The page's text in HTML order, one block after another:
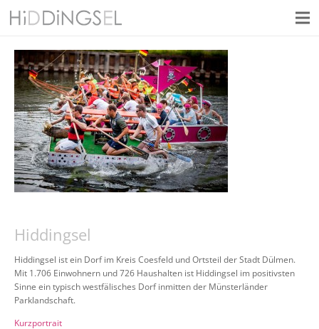
Hiddingsel
Hiddingsel ist ein Dorf im Kreis Coesfeld und Ortsteil der Stadt Dülmen.
Mit 1.706 Einwohnern und 726 Haushalten ist Hiddingsel im positivsten
Sinne ein typisch westfälisches Dorf inmitten der Münsterländer
Parklandschaft.
Kurzportrait